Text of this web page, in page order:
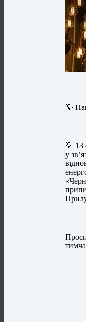
💡
💡 13
у